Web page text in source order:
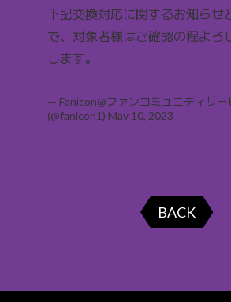
下記交換対応に関するお知らせ
で、対象者様はご確認の程よろ
します。
— Fanicon@ファンコミュニティサー
(@fanicon1) May 10, 2023
BACK